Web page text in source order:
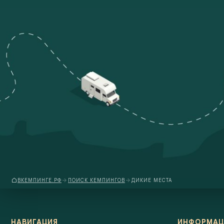
ВКЕМПИНГЕ.РФ ПОИСК КЕМПИНГОВ ДИКИЕ МЕСТА
НАВИГАЦИЯ